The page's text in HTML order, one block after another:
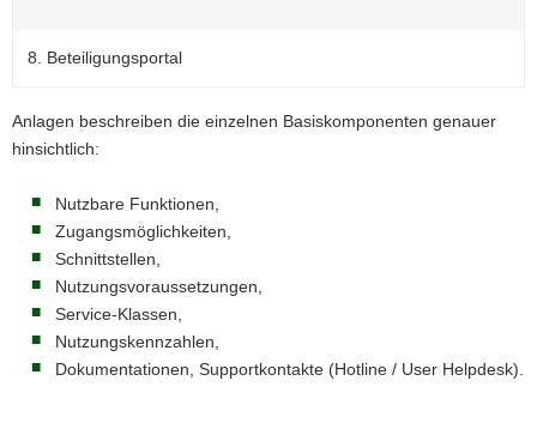
8. Beteiligungsportal
Anlagen beschreiben die einzelnen Basiskomponenten genauer
hinsichtlich:
Nutzbare Funktionen,
Zugangsmöglichkeiten,
Schnittstellen,
Nutzungsvoraussetzungen,
Service-Klassen,
Nutzungskennzahlen,
Dokumentationen, Supportkontakte (Hotline / User Helpdesk).